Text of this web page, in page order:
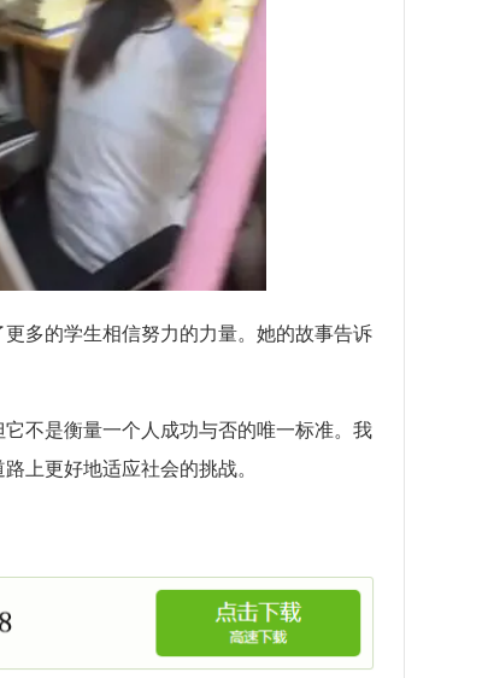
多的学生相信努力的力量。她的故事告诉
不是衡量一个人成功与否的唯一标准。我
上更好地适应社会的挑战。